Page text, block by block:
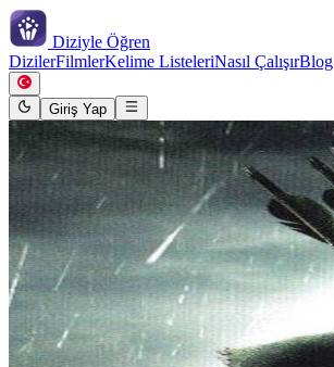
Diziyle Öğren
DizilerFilmlerKelime ListeleriNasıl ÇalışırBlog
Giriş Yap